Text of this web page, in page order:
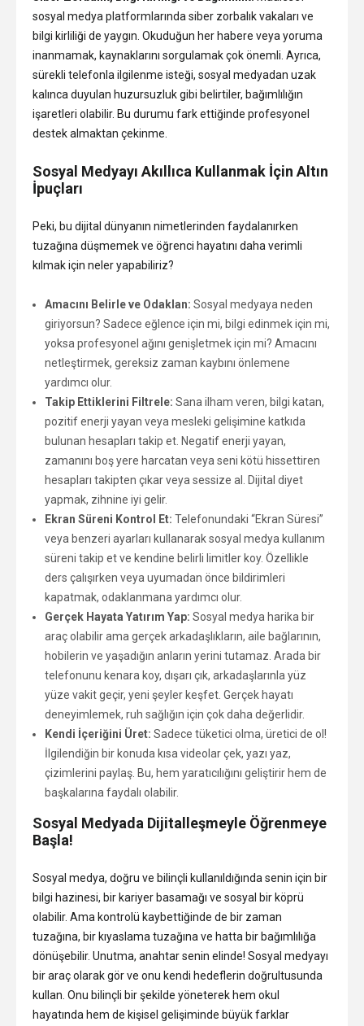
sosyal medya platformlarında siber zorbalık vakaları ve
bilgi kirliliği de yaygın. Okuduğun her habere veya yoruma
inanmamak, kaynaklarını sorgulamak çok önemli. Ayrıca,
sürekli telefonla ilgilenme isteği, sosyal medyadan uzak
kalınca duyulan huzursuzluk gibi belirtiler, bağımlılığın
işaretleri olabilir. Bu durumu fark ettiğinde profesyonel
destek almaktan çekinme.
Sosyal Medyayı Akıllıca Kullanmak İçin Altın
İpuçları
Peki, bu dijital dünyanın nimetlerinden faydalanırken
tuzağına düşmemek ve öğrenci hayatını daha verimli
kılmak için neler yapabiliriz?
Amacını Belirle ve Odaklan: Sosyal medyaya neden
giriyorsun? Sadece eğlence için mi, bilgi edinmek için mi,
yoksa profesyonel ağını genişletmek için mi? Amacını
netleştirmek, gereksiz zaman kaybını önlemene
yardımcı olur.
Takip Ettiklerini Filtrele: Sana ilham veren, bilgi katan,
pozitif enerji yayan veya mesleki gelişimine katkıda
bulunan hesapları takip et. Negatif enerji yayan,
zamanını boş yere harcatan veya seni kötü hissettiren
hesapları takipten çıkar veya sessize al. Dijital diyet
yapmak, zihnine iyi gelir.
Ekran Süreni Kontrol Et: Telefonundaki “Ekran Süresi”
veya benzeri ayarları kullanarak sosyal medya kullanım
süreni takip et ve kendine belirli limitler koy. Özellikle
ders çalışırken veya uyumadan önce bildirimleri
kapatmak, odaklanmana yardımcı olur.
Gerçek Hayata Yatırım Yap: Sosyal medya harika bir
araç olabilir ama gerçek arkadaşlıkların, aile bağlarının,
hobilerin ve yaşadığın anların yerini tutamaz. Arada bir
telefonunu kenara koy, dışarı çık, arkadaşlarınla yüz
yüze vakit geçir, yeni şeyler keşfet. Gerçek hayatı
deneyimlemek, ruh sağlığın için çok daha değerlidir.
Kendi İçeriğini Üret: Sadece tüketici olma, üretici de ol!
İlgilendiğin bir konuda kısa videolar çek, yazı yaz,
çizimlerini paylaş. Bu, hem yaratıcılığını geliştirir hem de
başkalarına faydalı olabilir.
Sosyal Medyada Dijitalleşmeyle Öğrenmeye
Başla!
Sosyal medya, doğru ve bilinçli kullanıldığında senin için bir
bilgi hazinesi, bir kariyer basamağı ve sosyal bir köprü
olabilir. Ama kontrolü kaybettiğinde de bir zaman
tuzağına, bir kıyaslama tuzağına ve hatta bir bağımlılığa
dönüşebilir. Unutma, anahtar senin elinde! Sosyal medyayı
bir araç olarak gör ve onu kendi hedeflerin doğrultusunda
kullan. Onu bilinçli bir şekilde yöneterek hem okul
hayatında hem de kişisel gelişiminde büyük farklar